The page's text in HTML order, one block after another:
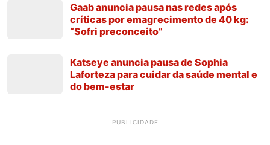
Gaab anuncia pausa nas redes após
críticas por emagrecimento de 40 kg:
“Sofri preconceito”
Katseye anuncia pausa de Sophia
Laforteza para cuidar da saúde mental e
do bem-estar
PUBLICIDADE